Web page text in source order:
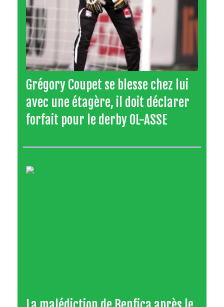
Grégory Coupet se blesse chez lui
avec une étagère, il doit déclarer
forfait pour le derby OL-ASSE